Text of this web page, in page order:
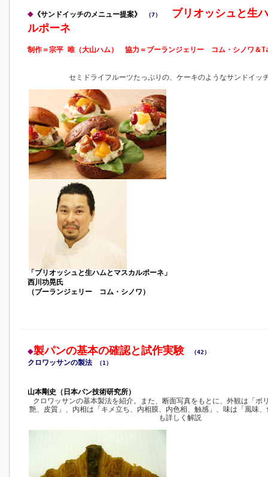
◆《サンドイッチのメニュー提案》 （7）
ブリオッシュと生
ルポーネ
制作＝宗平 唯（大山ハム） 協力＝ブーランジェリー コム・シノワ＆
セミドライフルーツたっぷりの、ケーキのようなサンドイッ
「ブリオッシュと生ハムとマスカルポーネ」
西川功晃氏
（ブーランジェリー コム・シノワ）
◆製パンの基本の確認と試作実験 （42）
クロワッサンの製法 （1）
山本剛史（日本パン技術研究所）
クロワッサンの基本製法を紹介。また、断面写真をもとに、外観は「ボ
艶、皮質」、内相は「キメ立ち、内相膜、内色相、触感」、味は「風味
も詳しく解説